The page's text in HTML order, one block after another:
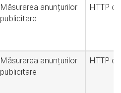
Măsurarea anunțurilor
publicitare
HTTP
Măsurarea anunțurilor
publicitare
HTTP